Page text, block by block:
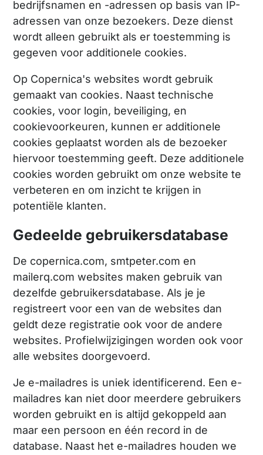
bedrijfsnamen en -adressen op basis van IP-
adressen van onze bezoekers. Deze dienst
wordt alleen gebruikt als er toestemming is
gegeven voor additionele cookies.
Op Copernica's websites wordt gebruik
gemaakt van cookies. Naast technische
cookies, voor login, beveiliging, en
cookievoorkeuren, kunnen er additionele
cookies geplaatst worden als de bezoeker
hiervoor toestemming geeft. Deze additionele
cookies worden gebruikt om onze website te
verbeteren en om inzicht te krijgen in
potentiële klanten.
Gedeelde gebruikersdatabase
De copernica.com, smtpeter.com en
mailerq.com websites maken gebruik van
dezelfde gebruikersdatabase. Als je je
registreert voor een van de websites dan
geldt deze registratie ook voor de andere
websites. Profielwijzigingen worden ook voor
alle websites doorgevoerd.
Je e-mailadres is uniek identificerend. Een e-
mailadres kan niet door meerdere gebruikers
worden gebruikt en is altijd gekoppeld aan
maar een persoon en één record in de
database. Naast het e-mailadres houden we